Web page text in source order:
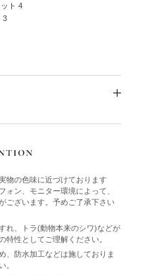
ト 4
3
の色味に近づけております
ォン、モニター環境によって、
ございます。予めご了承下さい
、トラ(動物本来のシワ)などが
特性としてご理解ください。
防水加工などは施しておりま
。